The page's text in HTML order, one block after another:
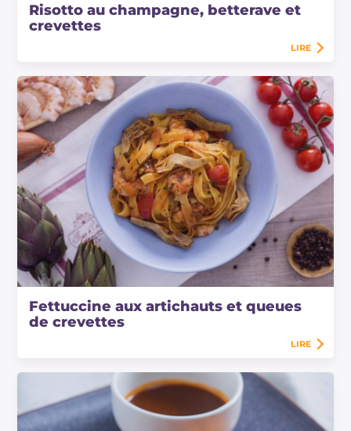
Risotto au champagne, betterave et
crevettes
LIRE
Fettuccine aux artichauts et queues
de crevettes
LIRE